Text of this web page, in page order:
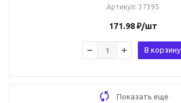
Артикул: 37395
171.98₽/шт
В корзину
Показать еще